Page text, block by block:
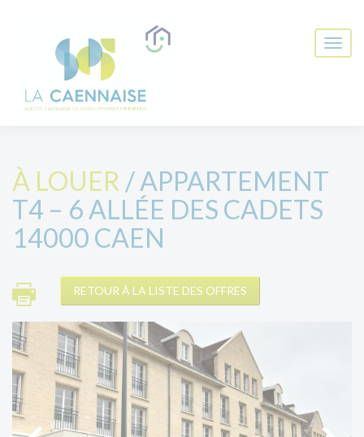
À LOUER / APPARTEMENT
T4 – 6 ALLÉE DES CADETS
14000 CAEN
RETOUR À LA LISTE DES OFFRES